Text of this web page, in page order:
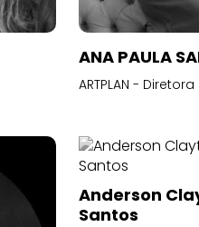
ANA PAULA
ARTPLAN -
Anderson
Santos